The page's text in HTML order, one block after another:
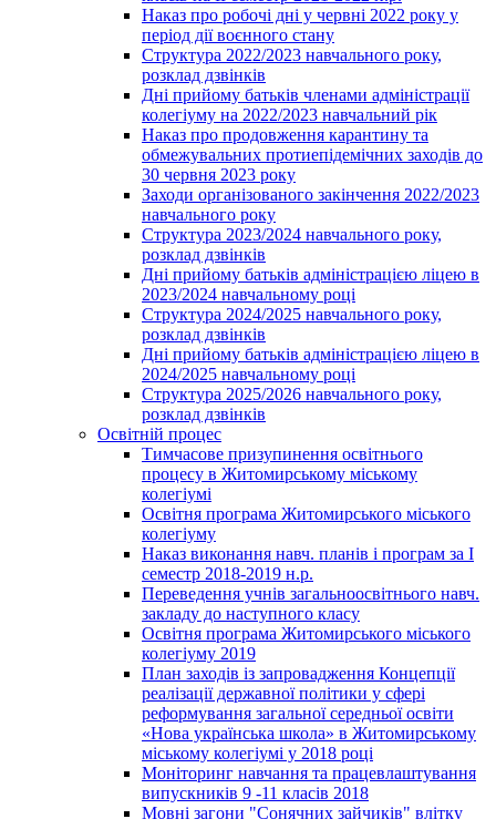
Наказ про робочі дні у червні 2022 року у
період дії воєнного стану
Структура 2022/2023 навчального року,
розклад дзвінків
Дні прийому батьків членами адміністрації
колегіуму на 2022/2023 навчальний рік
Наказ про продовження карантину та
обмежувальних протиепідемічних заходів до
30 червня 2023 року
Заходи організованого закінчення 2022/2023
навчального року
Структура 2023/2024 навчального року,
розклад дзвінків
Дні прийому батьків адміністрацією ліцею в
2023/2024 навчальному році
Структура 2024/2025 навчального року,
розклад дзвінків
Дні прийому батьків адміністрацією ліцею в
2024/2025 навчальному році
Структура 2025/2026 навчального року,
розклад дзвінків
Освітній процес
Тимчасове призупинення освітнього
процесу в Житомирському міському
колегіумі
Освітня програма Житомирського міського
колегіуму
Наказ виконання навч. планів і програм за І
семестр 2018-2019 н.р.
Переведення учнів загальноосвітнього навч.
закладу до наступного класу
Освітня програма Житомирського міського
колегіуму 2019
План заходів із запровадження Концепції
реалізації державної політики у сфері
реформування загальної середньої освіти
«Нова українська школа» в Житомирському
міському колегіумі у 2018 році
Моніторинг навчання та працевлаштування
випускників 9 -11 класів 2018
Мовні загони "Сонячних зайчиків" влітку